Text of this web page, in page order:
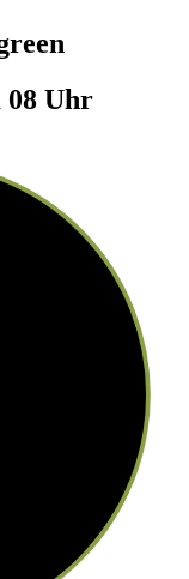
08 Uhr